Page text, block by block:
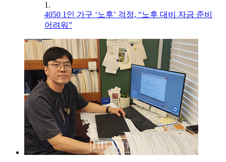
1.
4050 1인 가구 ‘노후’ 걱정, “노후 대비 자금 준비
어려워”